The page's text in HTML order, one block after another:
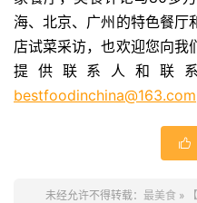
海、北京、广州的特色餐厅
店试菜采访，也欢迎您向我
提供联系人和联
bestfoodinchina@163.com

未经允许不得转载： 最美食 »